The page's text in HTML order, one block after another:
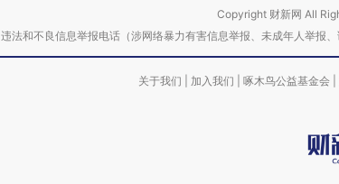
Copyright 财新网 All
违法和不良信息举报电话（涉网络暴力有害信息举报、未成年人举
关于我们 加入我们 啄木鸟公益基金会